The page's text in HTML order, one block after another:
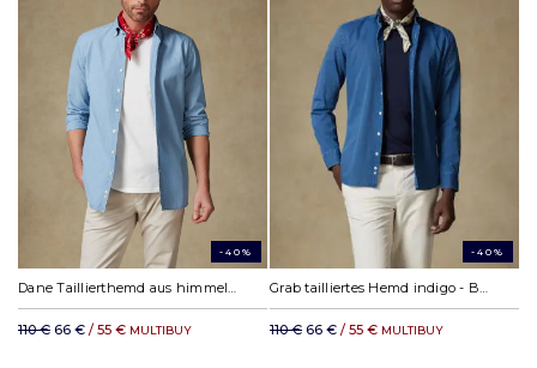
-40%
110 € 66 € / 55 € MULTIBUY
-40%
110 € 66 € / 55 € MULTIBUY